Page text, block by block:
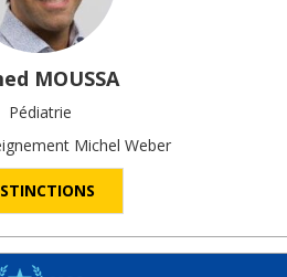
MOUSSA
Pédiatrie
Michel Weber